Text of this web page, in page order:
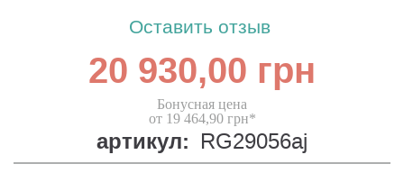
Оставить отзыв
20 930,00 грн
Бонусная цена
от 19 464,90 грн*
артикул: RG29056aj